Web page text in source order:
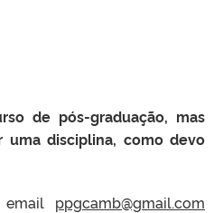
de pós-graduação, mas
disciplina, como devo
ppgcamb@gmail.com